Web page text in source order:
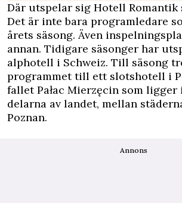
Där utspelar sig Hotell Romantik
Det är inte bara programledare
årets säsong. Även
annan. Tidigare säsonger har
alphotell i Schweiz. Till säsong
programmet till ett slotshotell i
fallet Pałac Mierzęcin som
delarna av landet, mellan
Poznan.
Annons